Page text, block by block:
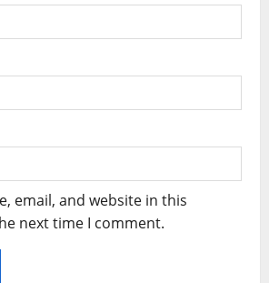
email, and website in this
next time I comment.